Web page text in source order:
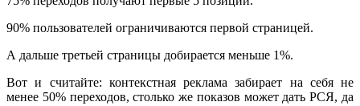
90% пользователей ограничиваются первой страницей.
А дальше третьей страницы добирается меньше 1%.
Вот и считайте: контекстная реклама забирает на себя не
менее 50% переходов, столько же показов может дать РСЯ, да